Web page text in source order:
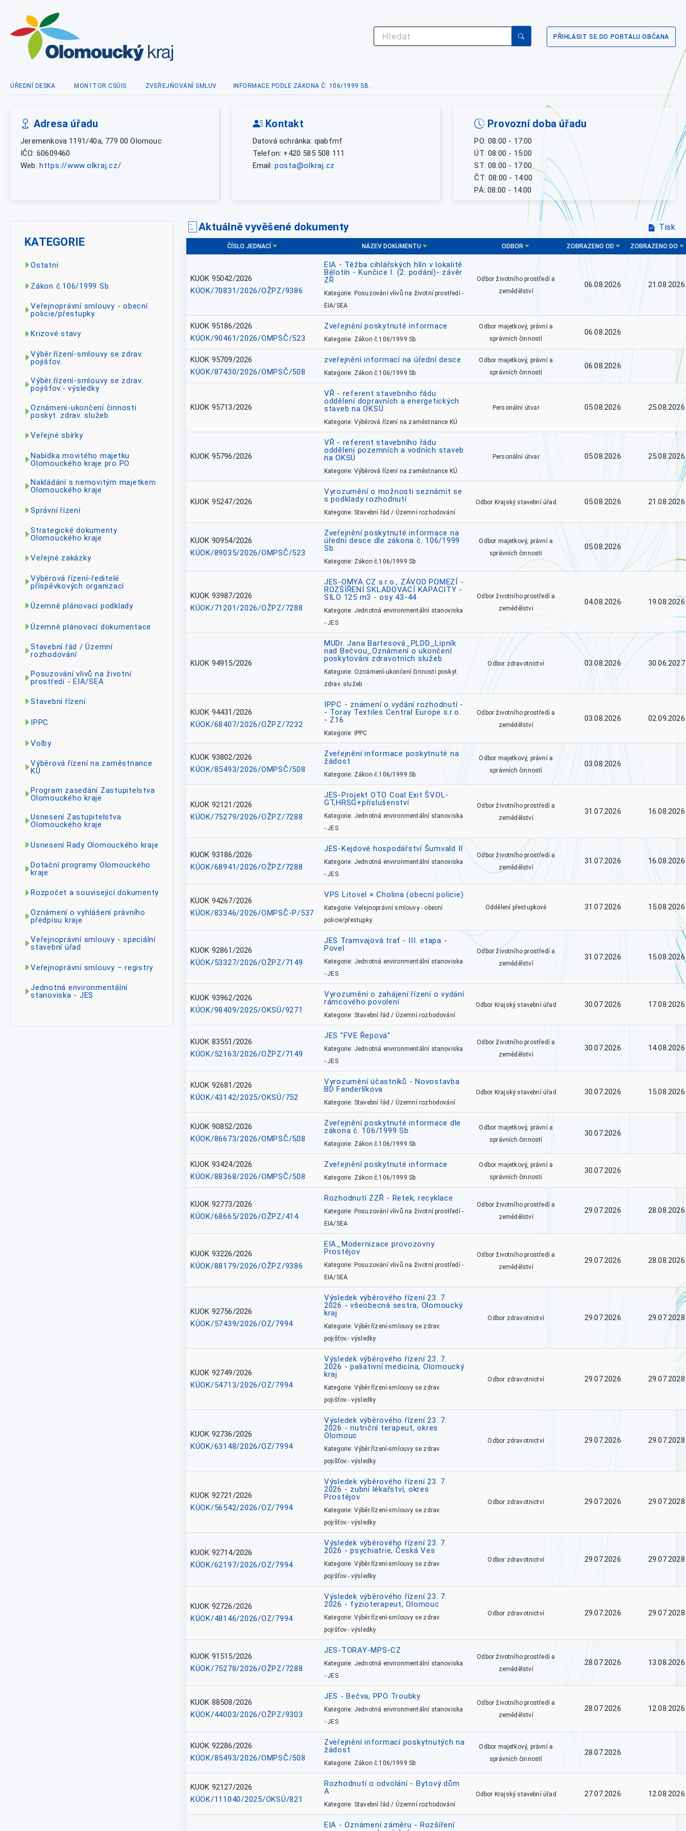
PŘIHLÁSIT SE DO PORTÁLU OBČANA
ÚŘEDNÍ DESKA MON1TOR CSÚIS ZVEŘEJŇOVÁNÍ SMLUV INFORMACE PODLE ZÁKONA Č. 106/1999 SB.
Adresa úřadu
Jeremenkova 1191/40a, 779 00 Olomouc
IČO: 60609460
Web: https://www.olkraj.cz/
Kontakt
Datová schránka: qiabfmf
Telefon: +420 585 508 111
Email: posta@olkraj.cz
Provozní doba úřadu
PO: 08:00 - 17:00
ÚT: 08:00 - 15:00
ST: 08:00 - 17:00
ČT: 08:00 - 14:00
PÁ: 08:00 - 14:00
KATEGORIE
Ostatní
Zákon č.106/1999 Sb.
Veřejnoprávní smlouvy - obecní
policie/přestupky
Krizové stavy
Výběr.řízení-smlouvy se zdrav.
pojišťov.
Výběr.řízení-smlouvy se zdrav.
pojišťov.- výsledky
Oznámení-ukončení činnosti
poskyt. zdrav. služeb
Veřejné sbírky
Nabídka movitého majetku
Olomouckého kraje pro PO
Nakládání s nemovitým majetkem
Olomouckého kraje
Správní řízení
Strategické dokumenty
Olomouckého kraje
Veřejné zakázky
Výběrová řízení-ředitelé
příspěvkových organizací
Územně plánovací podklady
Územně plánovací dokumentace
Stavební řád / Územní
rozhodování
Posuzování vlivů na životní
prostředí - EIA/SEA
Stavební řízení
IPPC
Volby
Výběrová řízení na zaměstnance
KÚ
Program zasedání Zastupitelstva
Olomouckého kraje
Usnesení Zastupitelstva
Olomouckého kraje
Usnesení Rady Olomouckého kraje
Dotační programy Olomouckého
kraje
Rozpočet a související dokumenty
Oznámení o vyhlášení právního
předpisu kraje
Veřejnoprávní smlouvy - speciální
stavební úřad
Veřejnoprávní smlouvy – registry
Jednotná environmentální
stanoviska - JES
Aktuálně vyvěšené dokumenty Tisk
ČÍSLO JEDNACÍ NÁZEV DOKUMENTU ODBOR ZOBRAZENO OD ZOBRAZENO DO
KUOK 95042/2026
KÚOK/70831/2026/OŽPZ/9386
EIA - Těžba cihlářských hlín v lokalitě
Bělotín - Kunčice I. (2. podání)- závěr
ZŘ
Kategorie: Posuzování vlivů na životní prostředí -
EIA/SEA
Odbor životního prostředí a
zemědělství
06.08.2026 21.08.2026
KUOK 95186/2026
KÚOK/90461/2026/OMPSČ/523
Zveřejnění poskytnuté informace
Kategorie: Zákon č.106/1999 Sb.
Odbor majetkový, právní a
správních činností
06.08.2026
KUOK 95709/2026
KÚOK/87430/2026/OMPSČ/508
zveřejnění informací na úřední desce
Kategorie: Zákon č.106/1999 Sb.
Odbor majetkový, právní a
správních činností
06.08.2026
KUOK 95713/2026
VŘ - referent stavebního řádu
oddělení dopravních a energetických
staveb na OKSÚ
Kategorie: Výběrová řízení na zaměstnance KÚ
Personální útvar 05.08.2026 25.08.2026
KUOK 95796/2026
VŘ - referent stavebního řádu
oddělení pozemních a vodních staveb
na OKSÚ
Kategorie: Výběrová řízení na zaměstnance KÚ
Personální útvar 05.08.2026 25.08.2026
KUOK 95247/2026
Vyrozumění o možnosti seznámit se
s podklady rozhodnutí
Kategorie: Stavební řád / Územní rozhodování
Odbor Krajský stavební úřad 05.08.2026 21.08.2026
KUOK 90954/2026
KÚOK/89035/2026/OMPSČ/523
Zveřejnění poskytnuté informace na
úřední desce dle zákona č. 106/1999
Sb.
Kategorie: Zákon č.106/1999 Sb.
Odbor majetkový, právní a
správních činností
05.08.2026
KUOK 93987/2026
KÚOK/71201/2026/OŽPZ/7288
JES-OMYA CZ s.r.o., ZÁVOD POMEZÍ -
ROZŠÍŘENÍ SKLADOVACÍ KAPACITY -
SILO 125 m3 - osy 43-44
Kategorie: Jednotná environmentální stanoviska
- JES
Odbor životního prostředí a
zemědělství
04.08.2026 19.08.2026
KUOK 94915/2026
MUDr. Jana Bartesová_PLDD_Lipník
nad Bečvou_Oznámení o ukončení
poskytování zdravotních služeb
Kategorie: Oznámení-ukončení činnosti poskyt.
zdrav. služeb
Odbor zdravotnictví 03.08.2026 30.06.2027
KUOK 94431/2026
KÚOK/68407/2026/OŽPZ/7232
IPPC - známení o vydání rozhodnutí -
- Toray Textiles Central Europe s.r.o.
- Z16
Kategorie: IPPC
Odbor životního prostředí a
zemědělství
03.08.2026 02.09.2026
KUOK 93802/2026
KÚOK/85493/2026/OMPSČ/508
Zveřejnění informace poskytnuté na
žádost
Kategorie: Zákon č.106/1999 Sb.
Odbor majetkový, právní a
správních činností
03.08.2026
KUOK 92121/2026
KÚOK/75279/2026/OŽPZ/7288
JES-Projekt OTO Coal Exit ŠVOL-
GT,HRSG+příslušenství
Kategorie: Jednotná environmentální stanoviska
- JES
Odbor životního prostředí a
zemědělství
31.07.2026 16.08.2026
KUOK 93186/2026
KÚOK/68941/2026/OŽPZ/7288
JES-Kejdové hospodářství Šumvald II
Kategorie: Jednotná environmentální stanoviska
- JES
Odbor životního prostředí a
zemědělství
31.07.2026 16.08.2026
KUOK 94267/2026
KÚOK/83346/2026/OMPSČ-P/537
VPS Litovel × Cholina (obecní policie)
Kategorie: Veřejnoprávní smlouvy - obecní
policie/přestupky
Oddělení přestupkové 31.07.2026 15.08.2026
KUOK 92861/2026
KÚOK/53327/2026/OŽPZ/7149
JES Tramvajová trať - III. etapa -
Povel
Kategorie: Jednotná environmentální stanoviska
- JES
Odbor životního prostředí a
zemědělství
31.07.2026 15.08.2026
KUOK 93962/2026
KÚOK/98409/2025/OKSÚ/9271
Vyrozumění o zahájení řízení o vydání
rámcového povolení
Kategorie: Stavební řád / Územní rozhodování
Odbor Krajský stavební úřad 30.07.2026 17.08.2026
KUOK 83551/2026
KÚOK/52163/2026/OŽPZ/7149
JES "FVE Řepová"
Kategorie: Jednotná environmentální stanoviska
- JES
Odbor životního prostředí a
zemědělství
30.07.2026 14.08.2026
KUOK 92681/2026
KÚOK/43142/2025/OKSÚ/752
Vyrozumění účastníků - Novostavba
BD Fanderlíkova
Kategorie: Stavební řád / Územní rozhodování
Odbor Krajský stavební úřad 30.07.2026 15.08.2026
KUOK 90852/2026
KÚOK/86673/2026/OMPSČ/508
Zveřejnění poskytnuté informace dle
zákona č. 106/1999 Sb.
Kategorie: Zákon č.106/1999 Sb.
Odbor majetkový, právní a
správních činností
30.07.2026
KUOK 93424/2026
KÚOK/88368/2026/OMPSČ/508
Zveřejnění poskytnuté informace
Kategorie: Zákon č.106/1999 Sb.
Odbor majetkový, právní a
správních činností
30.07.2026
KUOK 92773/2026
KÚOK/68665/2026/OŽPZ/414
Rozhodnutí ZZŘ - Retek, recyklace
Kategorie: Posuzování vlivů na životní prostředí -
EIA/SEA
Odbor životního prostředí a
zemědělství
29.07.2026 28.08.2026
KUOK 93226/2026
KÚOK/88179/2026/OŽPZ/9386
EIA_Modernizace provozovny
Prostějov
Kategorie: Posuzování vlivů na životní prostředí -
EIA/SEA
Odbor životního prostředí a
zemědělství
29.07.2026 28.08.2026
KUOK 92756/2026
KÚOK/57439/2026/OZ/7994
Výsledek výběrového řízení 23. 7.
2026 - všeobecná sestra, Olomoucký
kraj
Kategorie: Výběr.řízení-smlouvy se zdrav.
pojišťov.- výsledky
Odbor zdravotnictví 29.07.2026 29.07.2028
KUOK 92749/2026
KÚOK/54713/2026/OZ/7994
Výsledek výběrového řízení 23. 7.
2026 - paliativní medicína, Olomoucký
kraj
Kategorie: Výběr.řízení-smlouvy se zdrav.
pojišťov.- výsledky
Odbor zdravotnictví 29.07.2026 29.07.2028
KUOK 92736/2026
KÚOK/63148/2026/OZ/7994
Výsledek výběrového řízení 23. 7.
2026 - nutriční terapeut, okres
Olomouc
Kategorie: Výběr.řízení-smlouvy se zdrav.
pojišťov.- výsledky
Odbor zdravotnictví 29.07.2026 29.07.2028
KUOK 92721/2026
KÚOK/56542/2026/OZ/7994
Výsledek výběrového řízení 23. 7.
2026 - zubní lékařství, okres
Prostějov
Kategorie: Výběr.řízení-smlouvy se zdrav.
pojišťov.- výsledky
Odbor zdravotnictví 29.07.2026 29.07.2028
KUOK 92714/2026
KÚOK/62197/2026/OZ/7994
Výsledek výběrového řízení 23. 7.
2026 - psychiatrie, Česká Ves
Kategorie: Výběr.řízení-smlouvy se zdrav.
pojišťov.- výsledky
Odbor zdravotnictví 29.07.2026 29.07.2028
KUOK 92726/2026
KÚOK/48146/2026/OZ/7994
Výsledek výběrového řízení 23. 7.
2026 - fyzioterapeut, Olomouc
Kategorie: Výběr.řízení-smlouvy se zdrav.
pojišťov.- výsledky
Odbor zdravotnictví 29.07.2026 29.07.2028
KUOK 91515/2026
KÚOK/75278/2026/OŽPZ/7288
JES-TORAY-MPS-CZ
Kategorie: Jednotná environmentální stanoviska
- JES
Odbor životního prostředí a
zemědělství
28.07.2026 13.08.2026
KUOK 88508/2026
KÚOK/44003/2026/OŽPZ/9303
JES - Bečva, PPO Troubky
Kategorie: Jednotná environmentální stanoviska
- JES
Odbor životního prostředí a
zemědělství
28.07.2026 12.08.2026
KUOK 92286/2026
KÚOK/85493/2026/OMPSČ/508
Zveřejnění informací poskytnutých na
žádost
Kategorie: Zákon č.106/1999 Sb.
Odbor majetkový, právní a
správních činností
28.07.2026
KUOK 92127/2026
KÚOK/111040/2025/OKSÚ/821
Rozhodnutí o odvolání - Bytový dům
A
Kategorie: Stavební řád / Územní rozhodování
Odbor Krajský stavební úřad 27.07.2026 12.08.2026
EIA - Oznámení záměru - Rozšíření